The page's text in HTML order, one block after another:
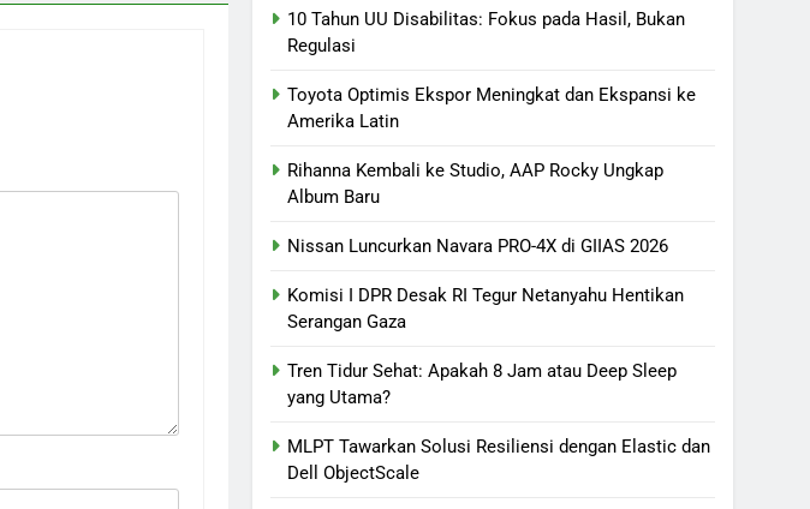
10 Tahun UU Disabilitas: Fokus pada Hasil, Bukan
Regulasi
Toyota Optimis Ekspor Meningkat dan Ekspansi ke
Amerika Latin
Rihanna Kembali ke Studio, AAP Rocky Ungkap
Album Baru
Nissan Luncurkan Navara PRO-4X di GIIAS 2026
Komisi I DPR Desak RI Tegur Netanyahu Hentikan
Serangan Gaza
Tren Tidur Sehat: Apakah 8 Jam atau Deep Sleep
yang Utama?
MLPT Tawarkan Solusi Resiliensi dengan Elastic dan
Dell ObjectScale